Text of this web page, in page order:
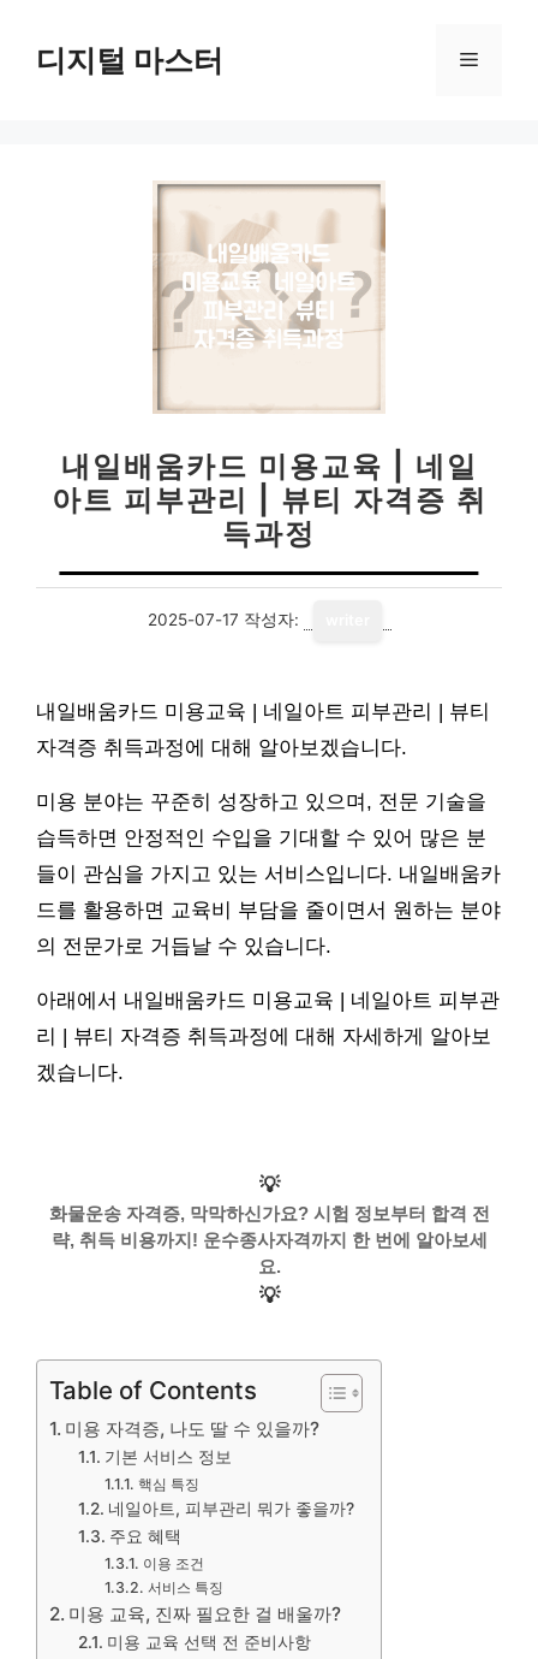
디지털 마스터 메
내일배움카드 미용교육 | 네일
아트 피부관리 | 뷰티 자격증 취
득과정
2025-07-17 작성자:
내일배움카드 미용교육 | 네일아트 피부관리 | 뷰티
자격증 취득과정에 대해 알아보겠습니다.
미용 분야는 꾸준히 성장하고 있으며, 전문 기술을
습득하면 안정적인 수입을 기대할 수 있어 많은 분
들이 관심을 가지고 있는 서비스입니다. 내일배움카
드를 활용하면 교육비 부담을 줄이면서 원하는 분야
의 전문가로 거듭날 수 있습니다.
아래에서 내일배움카드 미용교육 | 네일아트 피부관
리 | 뷰티 자격증 취득과정에 대해 자세하게 알아보
겠습니다.
💡
화물운송 자격증, 막막하신가요? 시험 정보부터 합격 전
략, 취득 비용까지! 운수종사자격까지 한 번에 알아보세
요.
💡
Table of Contents
미용 자격증, 나도 딸 수 있을까?
기본 서비스 정보
핵심 특징
네일아트, 피부관리 뭐가 좋을까?
주요 혜택
이용 조건
서비스 특징
미용 교육, 진짜 필요한 걸 배울까?
미용 교육 선택 전 준비사항